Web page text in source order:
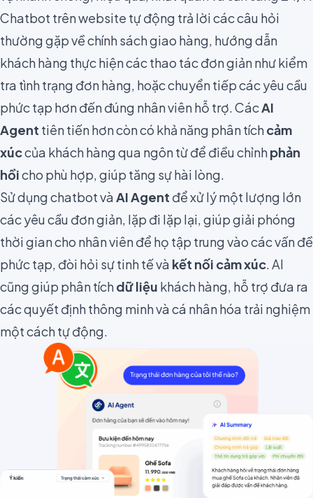
Chatbot trên website tự động trả lời các câu hỏi
thường gặp về chính sách giao hàng, hướng dẫn
khách hàng thực hiện các thao tác đơn giản như kiểm
tra tình trạng đơn hàng, hoặc chuyển tiếp các yêu cầu
phức tạp hơn đến đúng nhân viên hỗ trợ. CácAI
Agent tiên tiến hơn còn có khả năng phân tíchcảm
xúccủa khách hàng qua ngôn từ để điều chỉnhphản
hồicho phù hợp, giúp tăng sự hài lòng.
Sử dụng chatbot vàAI Agent để xử lý một lượng lớn
các yêu cầu đơn giản, lặp đi lặp lại, giúp giải phóng
thời gian cho nhân viên để họ tập trung vào các vấn đề
phức tạp, đòi hỏi sự tinh tế và kết nối cảm xúc. AI
cũng giúp phân tíchdữ liệu khách hàng, hỗ trợ đưa ra
các quyết định thông minh và cá nhân hóa trải nghiệm
một cách tự động.